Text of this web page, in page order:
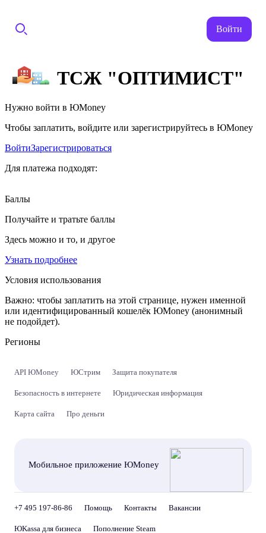
Войти
ТСЖ "ОПТИМИСТ"
Нужно войти в ЮMoney
Чтобы заплатить, войдите или зарегистрируйтесь в ЮMoney
ВойтиЗарегистрироваться
Для платежа подходят:
Баллы
Получайте и тратьте баллы
Здесь можно и то, и другое
Узнать подробнее
Условия использования
Важно: чтобы заплатить на этой странице, нужен именной
или идентифицированный кошелёк ЮMoney (анонимный
не подойдет).
Регионы
API ЮMoney ЮСтрим Защита покупателя
Безопасность в интернете Юридическая информация
Карта сайта Про деньги
Мобильное приложение ЮMoney
+7 495 197-86-86 Помощь Контакты Вакансии
ЮKassa для бизнеса Пополнение Steam